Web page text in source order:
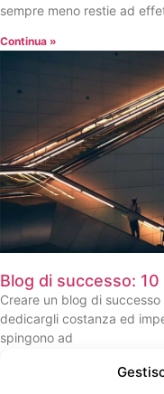
sempre meno restie ad
Continua »
Blog di successo:
Creare un blog di
dedicargli costanza ed
spingono ad